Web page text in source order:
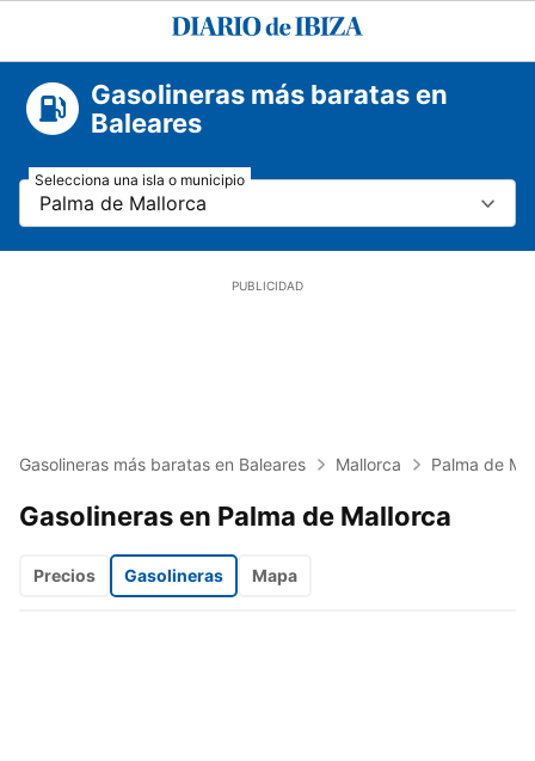
Diario
Gasolineras más baratas en
Baleares
Palma de Mallorca
Selecciona una isla o municipio
Gasolineras más baratas en Baleares Mallorca Palma de
Gasolineras en Palma de Mallorca
Precios Gasolineras Mapa